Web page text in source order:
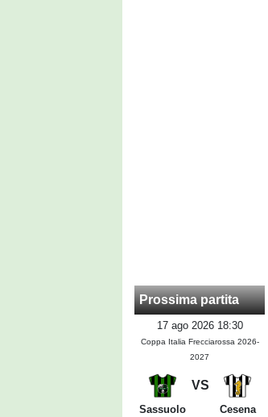
Prossima partita
17 ago 2026 18:30
Coppa Italia Frecciarossa 2026-
2027
VS
Sassuolo
Cesena